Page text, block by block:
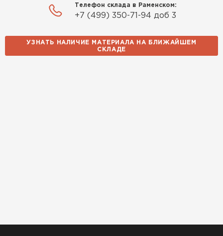
Телефон склада в Раменском:
+7 (499) 350-71-94 доб 3
УЗНАТЬ НАЛИЧИЕ МАТЕРИАЛА НА БЛИЖАЙШЕМ
СКЛАДЕ